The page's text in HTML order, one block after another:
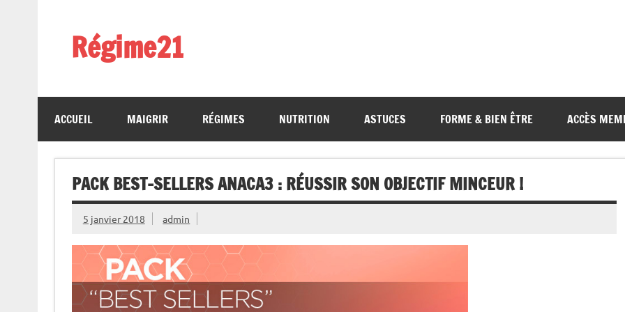
Régime21
ACCUEIL MAIGRIR RÉGIMES NUTRITION ASTUCES FORME & BIEN ÊTRE ACCÈS
PACK BEST-SELLERS ANACA3 : RÉUSSIR SON OBJECTIF MINCEUR !
5 janvier 2018 admin